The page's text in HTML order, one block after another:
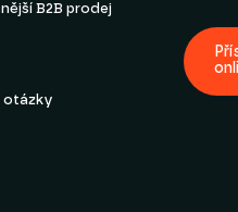
B2B prodej
otázky